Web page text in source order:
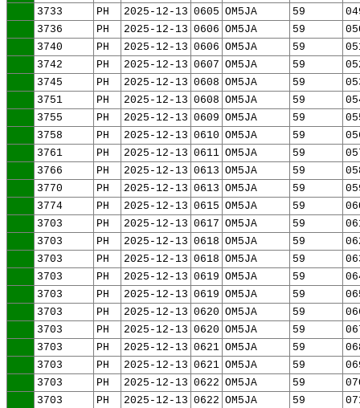
3733
PH 2025-12-13 0605 OM5JA 59
3736
PH 2025-12-13 0606 OM5JA 59
3740
PH 2025-12-13 0606 OM5JA 59
3742
PH 2025-12-13 0607 OM5JA 59
3745
PH 2025-12-13 0608 OM5JA 59
3751
PH 2025-12-13 0608 OM5JA 59
3755
PH 2025-12-13 0609 OM5JA 59
3758
PH 2025-12-13 0610 OM5JA 59
3761
PH 2025-12-13 0611 OM5JA 59
3766
PH 2025-12-13 0613 OM5JA 59
3770
PH 2025-12-13 0613 OM5JA 59
3774
PH 2025-12-13 0615 OM5JA 59
3703
PH 2025-12-13 0617 OM5JA 59
3703
PH 2025-12-13 0618 OM5JA 59
3703
PH 2025-12-13 0618 OM5JA 59
3703
PH 2025-12-13 0619 OM5JA 59
3703
PH 2025-12-13 0619 OM5JA 59
3703
PH 2025-12-13 0620 OM5JA 59
3703
PH 2025-12-13 0620 OM5JA 59
3703
PH 2025-12-13 0621 OM5JA 59
3703
PH 2025-12-13 0621 OM5JA 59
3703
PH 2025-12-13 0622 OM5JA 59
3703
PH 2025-12-13 0622 OM5JA 59